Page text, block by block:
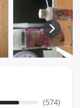
(574)